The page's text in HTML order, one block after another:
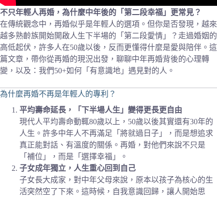
不只年輕人再婚，為什麼中年後的「第二段幸福」更常見？
在傳統觀念中，再婚似乎是年輕人的選項。但你是否發現，越來
越多熟齡族開始開啟人生下半場的「第二段愛情」？走過婚姻的
高低起伏，許多人在50歲以後，反而更懂得什麼是愛與陪伴。這
篇文章，帶你從再婚的現況出發，聊聊中年再婚背後的心理轉
變，以及：我們50+如何「有意識地」遇見對的人。
為什麼再婚不再是年輕人的專利？
平均壽命延長，「下半場人生」變得更長更自由
現代人平均壽命動輒80歲以上，50歲以後其實還有30年的
人生。許多中年人不再滿足「將就過日子」，而是想追求
真正能對話、有溫度的關係。再婚，對他們來說不只是
「補位」，而是「選擇幸福」。
子女成年獨立，人生重心回到自己
子女長大成家，對中年父母來說，原本以孩子為核心的生
活突然空了下來。這時候，自我意識回歸，讓人開始思